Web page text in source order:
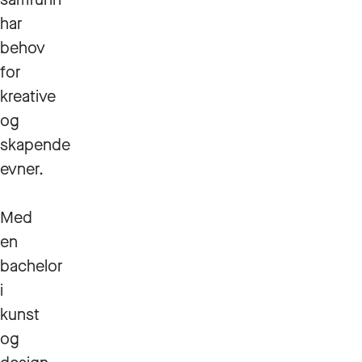
har
behov
for
kreative
og
skapende
evner.
Med
en
bachelor
i
kunst
og